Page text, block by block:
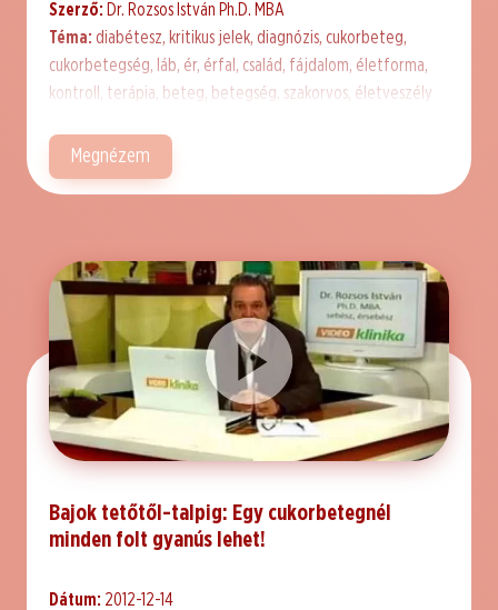
Szerző: Dr. Rozsos István Ph.D. MBA
Téma: diabétesz, kritikus jelek, diagnózis, cukorbeteg,
cukorbetegség, láb, ér, érfal, család, fájdalom, életforma,
kontroll, terápia, beteg, betegség, szakorvos, életveszély
Megnézem
Bajok tetőtől-talpig: Egy cukorbetegnél
minden folt gyanús lehet!
Dátum: 2012-12-14